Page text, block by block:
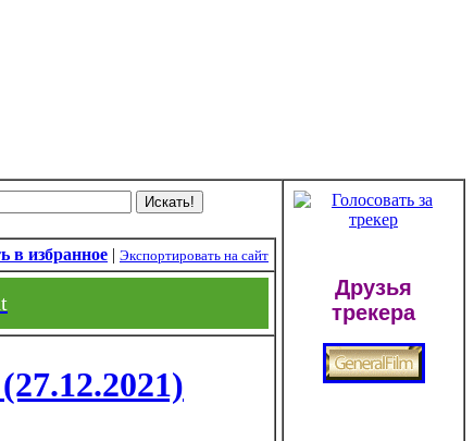
в избранное | Экспортировать на сайт
Друзья
трекера